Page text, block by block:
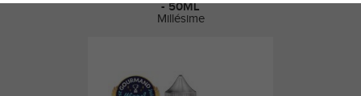
- 50ML
Millésime